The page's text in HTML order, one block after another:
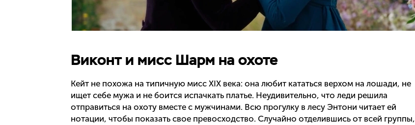
Виконт и мисс Шарм на охоте
Кейт не похожа на типичную мисс XIX века: она любит кататься верхом на лошади, не
ищет себе мужа и не боится испачкать платье. Неудивительно, что леди решила
отправиться на охоту вместе с мужчинами. Всю прогулку в лесу Энтони читает ей
нотации, чтобы показать свое превосходство. Случайно отделившись от всей группы,